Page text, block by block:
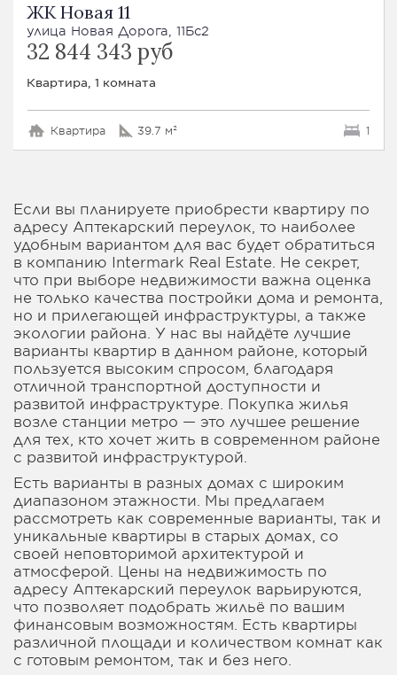
ЖК Новая 11
улица Новая Дорога, 11Бс2
32 844 343 руб
Квартира, 1 комната
Квартира 39.7 м² 1
Если вы планируете приобрести квартиру по
адресу Аптекарский переулок, то наиболее
удобным вариантом для вас будет обратиться
в компанию Intermark Real Estate. Не секрет,
что при выборе недвижимости важна оценка
не только качества постройки дома и ремонта,
но и прилегающей инфраструктуры, а также
экологии района. У нас вы найдёте лучшие
варианты квартир в данном районе, который
пользуется высоким спросом, благодаря
отличной транспортной доступности и
развитой инфраструктуре. Покупка жилья
возле станции метро — это лучшее решение
для тех, кто хочет жить в современном районе
с развитой инфраструктурой.
Есть варианты в разных домах с широким
диапазоном этажности. Мы предлагаем
рассмотреть как современные варианты, так и
уникальные квартиры в старых домах, со
своей неповторимой архитектурой и
атмосферой. Цены на недвижимость по
адресу Аптекарский переулок варьируются,
что позволяет подобрать жильё по вашим
финансовым возможностям. Есть квартиры
различной площади и количеством комнат как
с готовым ремонтом, так и без него.